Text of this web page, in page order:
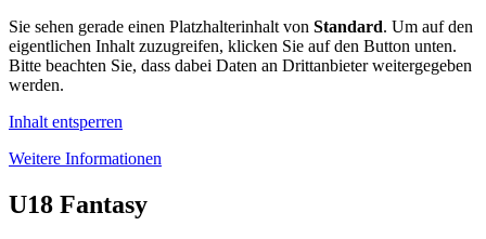
Sie sehen gerade einen Platzhalterinhalt von Standard. Um auf den
eigentlichen Inhalt zuzugreifen, klicken Sie auf den Button unten.
Bitte beachten Sie, dass dabei Daten an Drittanbieter weitergegeben
werden.
Inhalt entsperren
Weitere Informationen
U18 Fantasy